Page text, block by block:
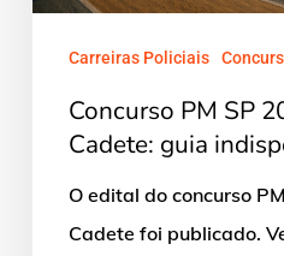
guia
indispensável
Carreiras Policiais
Concurso PM SP
Cadete: guia
O edital do concurso
Cadete foi publicado.